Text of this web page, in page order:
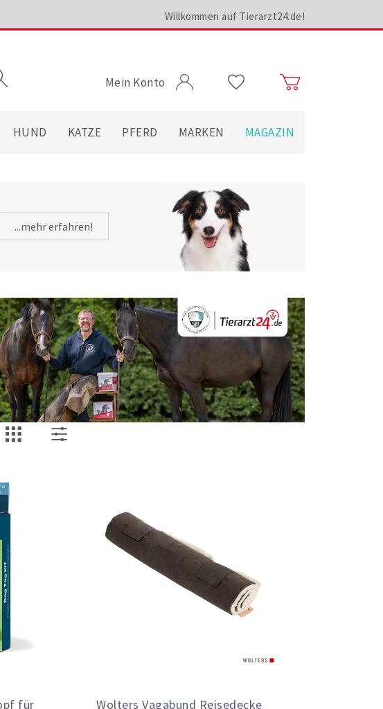
Willkommen auf Tierarzt24.de!
Mein Konto
HUND KATZE PFERD MARKEN MAGAZIN
...mehr erfahren!
für
Wolters Vagabund Reisedecke